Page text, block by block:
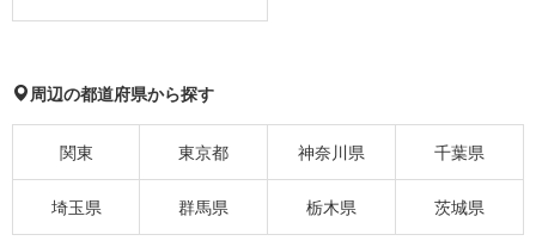
周辺の都道府県から探す
関東 東京都 神奈川県 千葉県
埼玉県 群馬県 栃木県 茨城県